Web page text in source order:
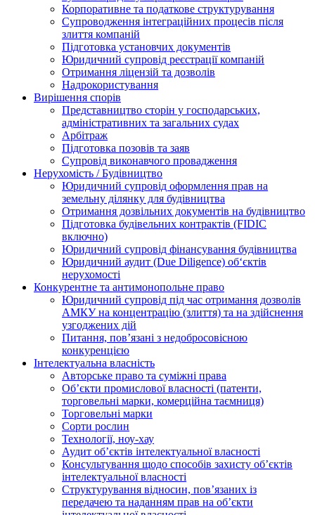
Корпоративне та податкове структурування
Супроводження інтеграційних процесів після
злиття компаній
Підготовка установчих документів
Юридичний супровід реєстрації компаній
Отримання ліцензій та дозволів
Надрокористування
Вирішення спорів
Представництво сторін у господарських,
адміністративних та загальних судах
Арбітраж
Підготовка позовів та заяв
Супровід виконавчого провадження
Нерухомість / Будівництво
Юридичний супровід оформлення прав на
земельну ділянку для будівництва
Отримання дозвільних документів на будівництво
Підготовка будівельних контрактів (FIDIC
включно)
Юридичний супровід фінансування будівництва
Юридичний аудит (Due Diligence) об‘єктів
нерухомості
Конкурентне та антимонопольне право
Юридичний супровід під час отримання дозволів
АМКУ на концентрацію (злиття) та на здійснення
узгоджених дій
Питання, пов’язані з недобросовісною
конкуренцією
Інтелектуальна власність
Авторське право та суміжні права
Oб’єкти промислової власності (патенти,
торговельні марки, комерційна таємниця)
Торговельні марки
Сорти рослин
Технології, ноу-хау
Аудит об’єктів інтелектуальної власності
Консультування щодо способів захисту об’єктів
інтелектуальної власності
Структурування відносин, пов’язаних із
передачею та наданням прав на об’єкти